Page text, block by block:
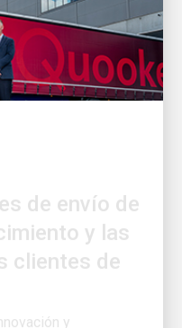
y las
clientes de
y